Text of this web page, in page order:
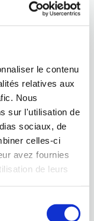
le contenu
relatives aux
Nous
sur l'utilisation de
sociaux, de
celles-ci
avez fournies
de leurs
être de chacun-e